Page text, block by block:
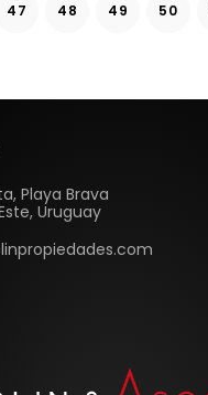
47 48 49 50
Playa Brava
Uruguay